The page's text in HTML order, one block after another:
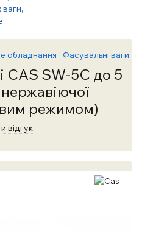
обладнання Фасувальні ваги
CAS SW-5C до 5
режимом)
відгук